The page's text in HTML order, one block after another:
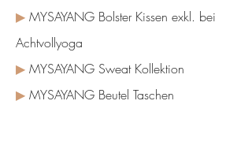
▶ MYSAYANG Bolster Kissen exkl. bei
Achtvollyoga
▶ MYSAYANG Sweat Kollektion
▶ MYSAYANG Beutel Taschen